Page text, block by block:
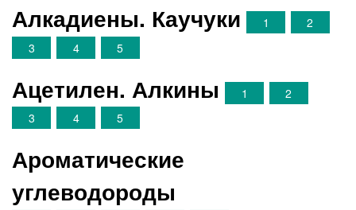
Алкадиены. Каучуки 1
2
3
4 5
Ацетилен. Алкины 1
2
3
4 5
Ароматические
углеводороды